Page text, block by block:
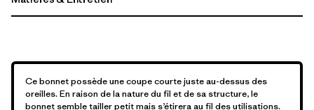
Ce bonnet possède une coupe courte juste au-dessus des
oreilles. En raison de la nature du fil et de sa structure, le
bonnet semble tailler petit mais s’étirera au fil des utilisations.